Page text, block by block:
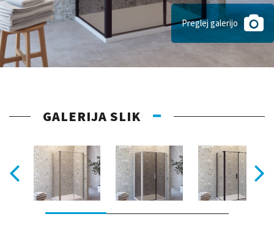
Preglej galerijo
GALERIJA SLIK